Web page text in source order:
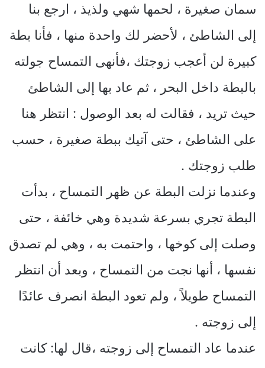
سمان صغيرة ، لحمها شهي ولذيذ ، ارجع بنا
إلى الشاطئ ، لأحضر لك واحدة منها ، فأنا بطة
كبيرة لن أعجب زوجتك ،فأنهى التمساح جولته
بالبطة داخل البحر ، ثم عاد بها إلى الشاطئ
حيث تريد ، فقالت له بعد الوصول : انتظر هنا
على الشاطئ ، حتى آتيك ببطة صغيرة ، حسب
طلب زوجتك .
وعندما نزلت البطة عن ظهر التمساح ، بدأت
البطة تجري بسرعة شديدة وهي خائفة ، حتى
وصلت إلى كوخها ، واحتمت به ، وهي لم تصدق
نفسها ، أنها نجت من التمساح ، وبعد أن انتظر
التمساح طويلاً ، ولم تعود البطة انصرف عائدًا
إلى زوجته .
عندما عاد التمساح إلى زوجته ،قال لها: كانت